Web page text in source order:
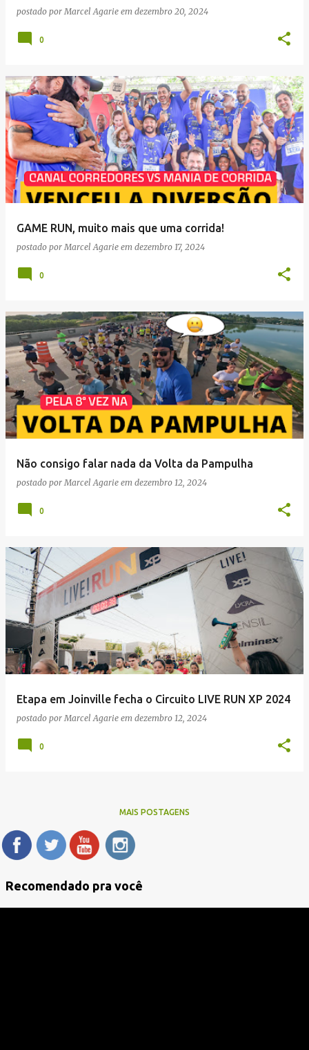
postado porMarcel Agarie em dezembro 20, 2024
0
GAME RUN, muito mais que uma corrida!
postado porMarcel Agarie em dezembro 17, 2024
0
Não consigo falar nada da Volta da Pampulha
postado porMarcel Agarie em dezembro 12, 2024
0
Etapa em Joinville fecha o Circuito LIVE RUN XP 2024
postado porMarcel Agarie em dezembro 12, 2024
0
MAIS POSTAGENS
Recomendado pra você